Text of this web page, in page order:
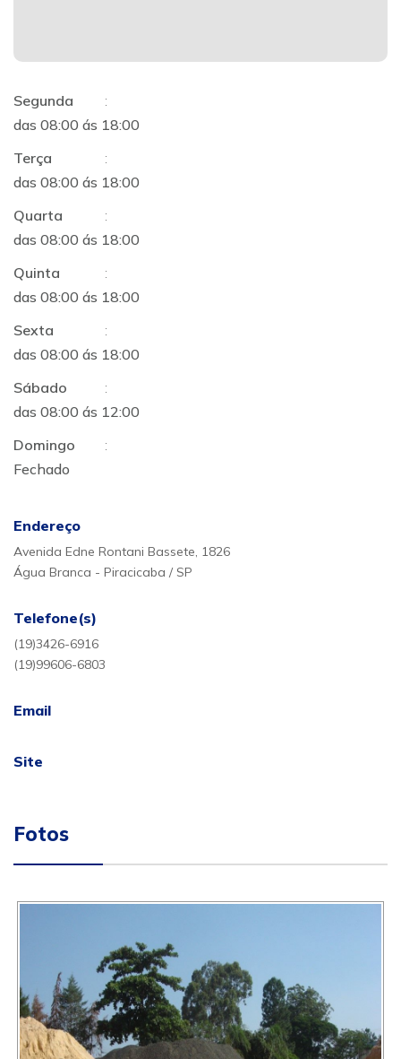
Segunda
:
das 08:00 ás 18:00
Terça
:
das 08:00 ás 18:00
Quarta
:
das 08:00 ás 18:00
Quinta
:
das 08:00 ás 18:00
Sexta
:
das 08:00 ás 18:00
Sábado
:
das 08:00 ás 12:00
Domingo
:
Fechado
Endereço
Avenida Edne Rontani Bassete, 1826
Água Branca - Piracicaba / SP
Telefone(s)
(19)3426-6916
(19)99606-6803
Email
Site
Fotos